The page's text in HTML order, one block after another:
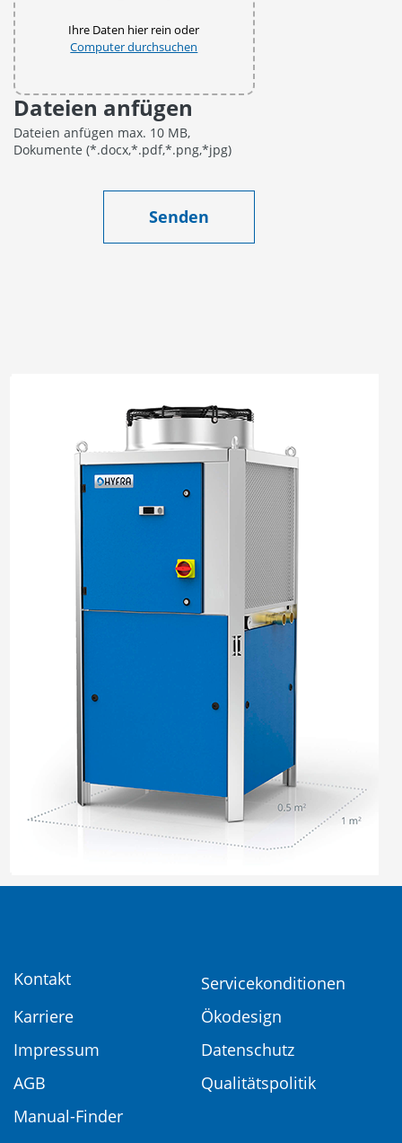
Ihre Daten hier rein oder
Computer durchsuchen
Dateien anfügen
Dateien anfügen max. 10 MB,
Dokumente (*.docx,*.pdf,*.png,*jpg)
Senden
Kontakt
Servicekonditionen
Karriere
Ökodesign
Impressum
Datenschutz
AGB
Qualitätspolitik
Manual-Finder